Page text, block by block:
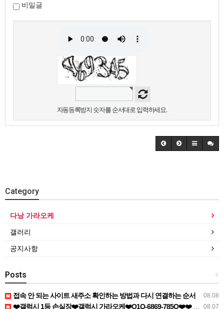
비밀글
자동등록방지 숫자를 순서대로 입력하세요.
Category
다낭 가라오케
갤러리
공지사항
+
Posts
08.08
접속 안 되는 사이트 새주소 확인하는 방법과 다시 연결하는 순서
08.07
❤️갤럭시 1등 손실장❤️갤럭시 가라오케❤️O1O-6869-785O❤️❤️ ｜ ❤️010-6869-7850❤️ ｜ ❤️soo588❤️ ｜ ❤️soo588❤ ｜ https://galaxykaraoke01.clickn.co.kr/pages/place